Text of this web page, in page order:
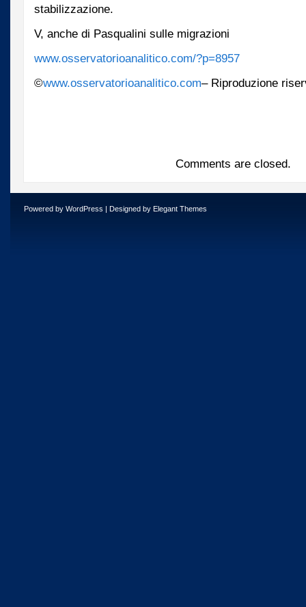
stabilizzazione.
V, anche di Pasqualini sulle migrazioni
www.osservatorioanalitico.com/?p=8957
©www.osservatorioanalitico.com– Riproduzione
Comments are closed.
Powered by WordPress | Designed by Elegant Themes